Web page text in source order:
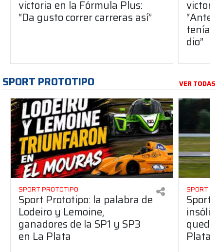
victoria en la Fórmula Plus:
“Da gusto correr carreras así”
dio”
SPORT PROTOTIPO VER TODAS
SPORT PROTOTIPO
Sport Prototipo: la palabra de
Lodeiro y Lemoine,
ganadores de la SP1 y SP3
en La Plata
SPORT
Sport
Plata